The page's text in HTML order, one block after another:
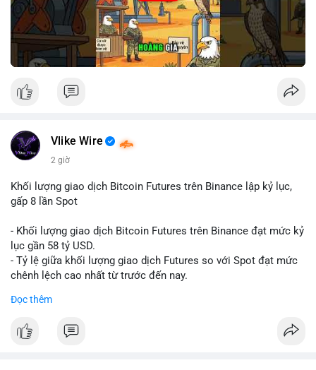
Nguồn: Cú Thông Thái
Vlike Wire
2 giờ
Khối lượng giao dịch Bitcoin Futures trên Binance lập kỷ lục,
gấp 8 lần Spot
- Khối lượng giao dịch Bitcoin Futures trên Binance đạt mức kỷ
lục gần 58 tỷ USD.
- Tỷ lệ giữa khối lượng giao dịch Futures so với Spot đạt mức
chênh lệch cao nhất từ trước đến nay.
dịch Spot.
#binance #btc
Đọc thêm